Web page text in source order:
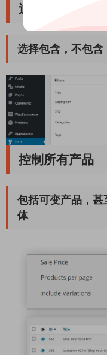
过滤标题，说
选择包含，不包
控制所有产品
包括可变产品，
体